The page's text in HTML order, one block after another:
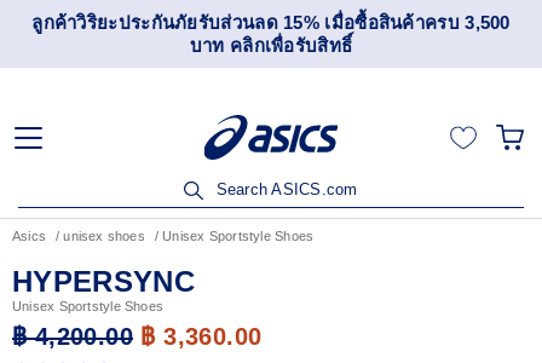
เข้าร่วม OneASICS™ เพื่อสะสมคะแนน และสิทธิพิเศษสำหรับ
สมาชิกเท่านั้น สมัครเลย
Search ASICS.com
Asics unisex shoes Unisex Sportstyle Shoes
HYPERSYNC
Unisex Sportstyle Shoes
฿ 4,200.00 ฿ 3,360.00